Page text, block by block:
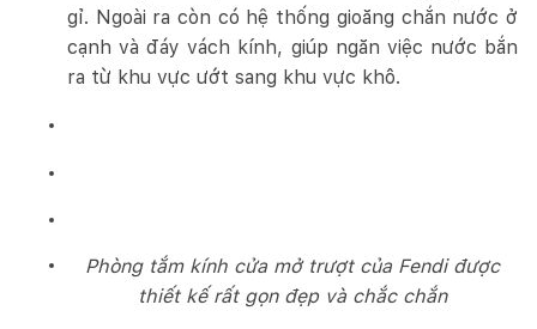
gỉ. Ngoài ra còn có hệ thống gioăng chắn nước ở
cạnh và đáy vách kính, giúp ngăn việc nước bắn
ra từ khu vực ướt sang khu vực khô.
Phòng tắm kính cửa mở trượt của Fendi được
thiết kế rất gọn đẹp và chắc chắn